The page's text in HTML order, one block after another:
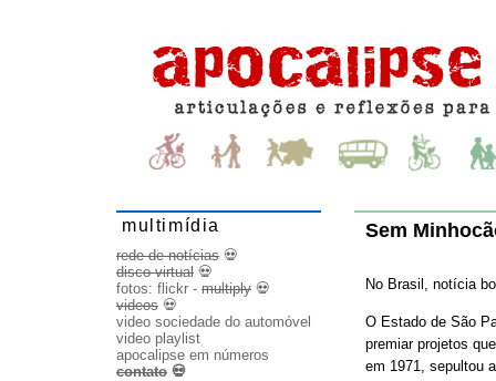
Sem
No Brasil, notícia
O Estado de São
premiar projetos
em 1971, sepultou
multimídia
rede de notícias 💀
disco virtual 💀
fotos: flickr - multiply 💀
videos 💀
video sociedade do automóvel
video playlist
apocalipse em números
contato 💀